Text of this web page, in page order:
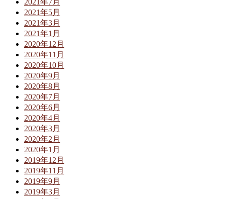
2021年7月
2021年5月
2021年3月
2021年1月
2020年12月
2020年11月
2020年10月
2020年9月
2020年8月
2020年7月
2020年6月
2020年4月
2020年3月
2020年2月
2020年1月
2019年12月
2019年11月
2019年9月
2019年3月